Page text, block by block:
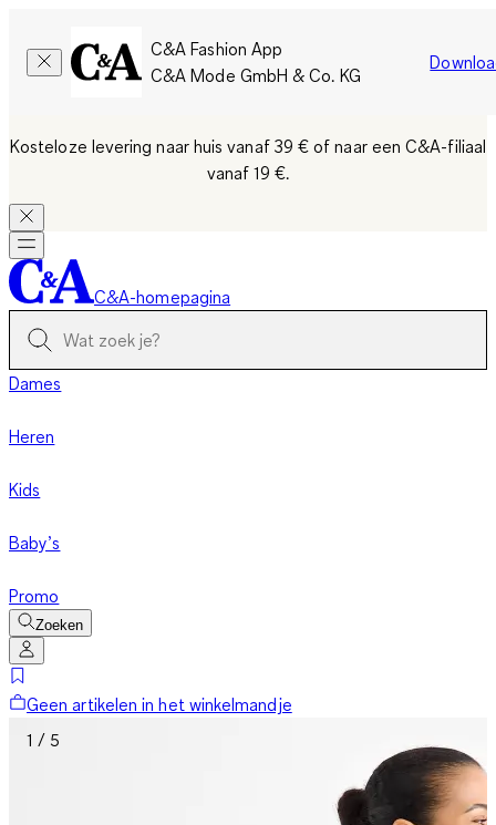
C&A Fashion App
C&A Mode GmbH & Co. KG
Kosteloze levering naar huis vanaf 39 €of naar een C&A-filiaal
vanaf 19 €.
C&A-homepagina
Dames
Heren
Kids
Baby’s
Promo
Zoeken
Geen artikelen in het winkelmandje
1 / 5